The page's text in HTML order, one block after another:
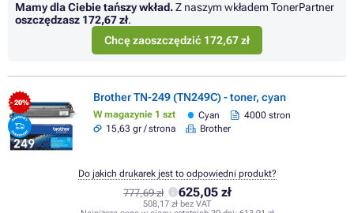
Mamy dla Ciebie tańszy wkład.Z naszym wkładem TonerPartner
oszczędzasz 172,67 zł.
Chcę zaoszczędzić 172,67 zł
- 20% Brother TN-249 (TN249C) - toner, cyan
W magazynie 1 szt Cyan
4000 stron
15,63 gr / strona
Brother
777,69 zł 625,05 zł
508,17 zł bez VAT
Do jakich drukarek jest to odpowiedni produkt?